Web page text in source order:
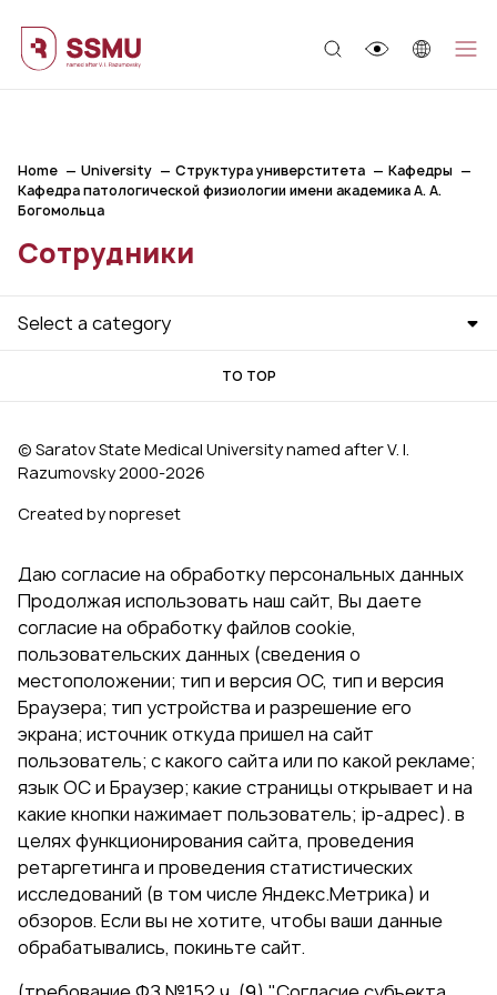
Home University Структура универститета
Кафедры
Кафедра патологической физиологии имени академика А. А.
Богомольца
Сотрудники
Select a category
TO TOP
© Saratov State Medical University named after V. I.
Razumovsky 2000‑2026
Created by nopreset
Даю согласие на обработку персональных данных
Продолжая использовать наш сайт, Вы даете
согласие на обработку файлов cookie,
пользовательских данных (сведения о
местоположении; тип и версия ОС, тип и версия
Браузера; тип устройства и разрешение его
экрана; источник откуда пришел на сайт
пользователь; с какого сайта или по какой рекламе;
язык ОС и Браузер; какие страницы открывает и на
какие кнопки нажимает пользователь; ip-адрес). в
целях функционирования сайта, проведения
ретаргетинга и проведения статистических
исследований (в том числе Яндекс.Метрика) и
обзоров. Если вы не хотите, чтобы ваши данные
обрабатывались, покиньте сайт.